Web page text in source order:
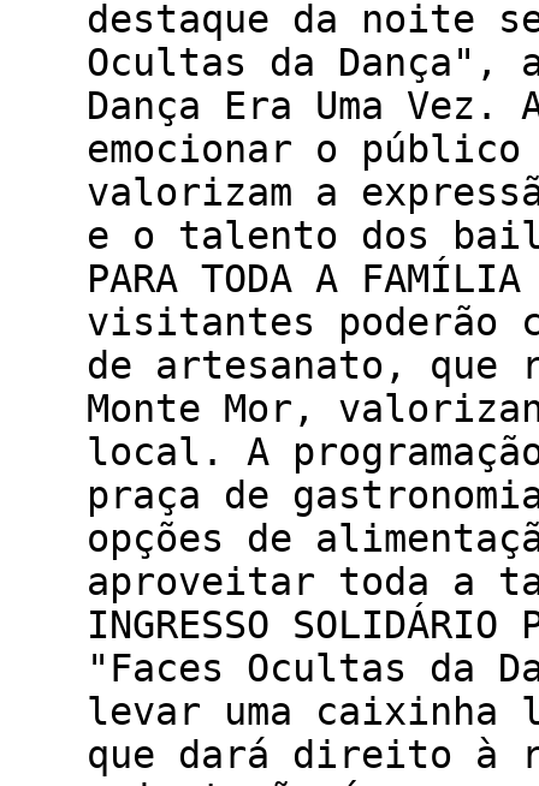
destaque da noite
Ocultas da Dança",
Dança Era Uma Vez.
emocionar o
valorizam a
e o talento dos
PARA TODA A
visitantes poderão
de artesanato, que
Monte Mor,
local. A
praça de
opções de
aproveitar toda a
INGRESSO
"Faces Ocultas da
levar uma caixinha
que dará direito à